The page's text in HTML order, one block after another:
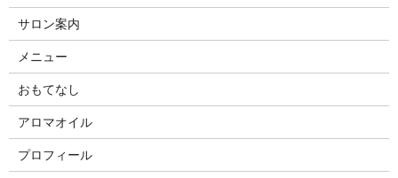
サロン案内
メニュー
おもてなし
アロマオイル
プロフィール